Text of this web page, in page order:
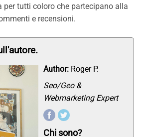
per tutti coloro che partecipano alla
e recensioni.
Author: Roger P.
Seo/Geo &
Webmarketing Expert
Chi sono?